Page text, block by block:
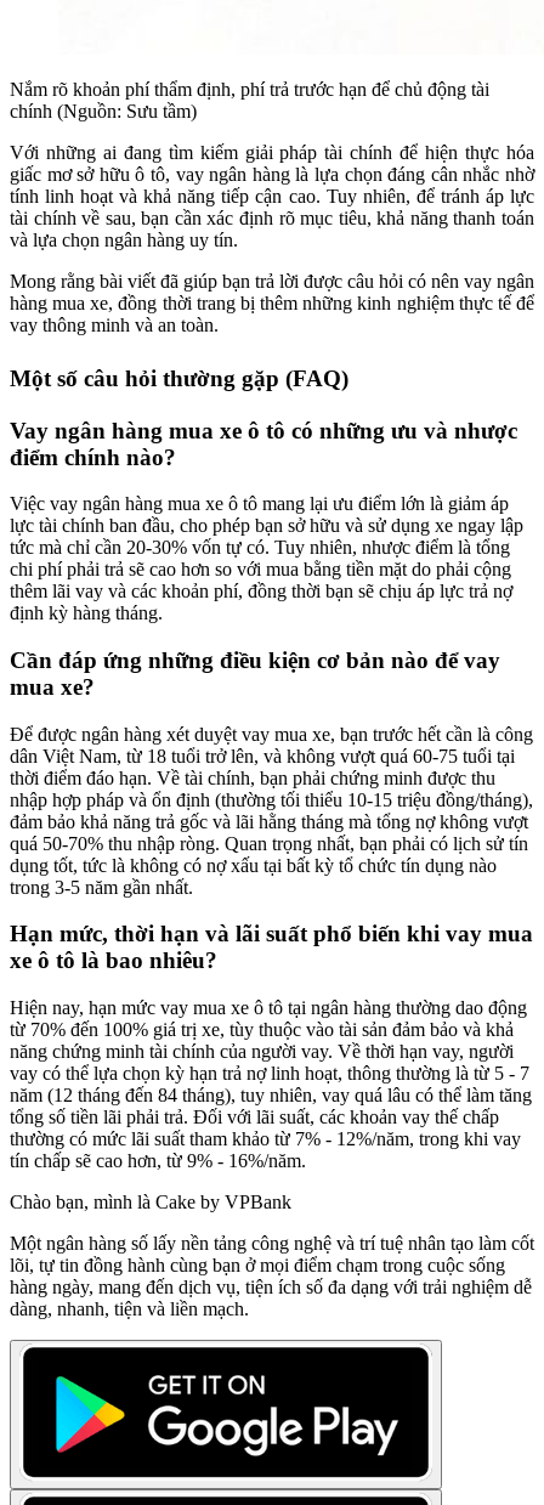
Nắm rõ khoản phí thẩm định, phí trả trước hạn để chủ động tài
chính (Nguồn: Sưu tầm)
Với những ai đang tìm kiếm giải pháp tài chính để hiện thực hóa
giấc mơ sở hữu ô tô, vay ngân hàng là lựa chọn đáng cân nhắc nhờ
tính linh hoạt và khả năng tiếp cận cao. Tuy nhiên, để tránh áp lực
tài chính về sau, bạn cần xác định rõ mục tiêu, khả năng thanh toán
và lựa chọn ngân hàng uy tín.
Mong rằng bài viết đã giúp bạn trả lời được câu hỏi có nên vay ngân
hàng mua xe, đồng thời trang bị thêm những kinh nghiệm thực tế để
vay thông minh và an toàn.
Một số câu hỏi thường gặp (FAQ)
Vay ngân hàng mua xe ô tô có những ưu và nhược
điểm chính nào?
Việc vay ngân hàng mua xe ô tô mang lại ưu điểm lớn là giảm áp
lực tài chính ban đầu, cho phép bạn sở hữu và sử dụng xe ngay lập
tức mà chỉ cần 20-30% vốn tự có. Tuy nhiên, nhược điểm là tổng
chi phí phải trả sẽ cao hơn so với mua bằng tiền mặt do phải cộng
thêm lãi vay và các khoản phí, đồng thời bạn sẽ chịu áp lực trả nợ
định kỳ hàng tháng.
Cần đáp ứng những điều kiện cơ bản nào để vay
mua xe?
Để được ngân hàng xét duyệt vay mua xe, bạn trước hết cần là công
dân Việt Nam, từ 18 tuổi trở lên, và không vượt quá 60-75 tuổi tại
thời điểm đáo hạn. Về tài chính, bạn phải chứng minh được thu
nhập hợp pháp và ổn định (thường tối thiểu 10-15 triệu đồng/tháng),
đảm bảo khả năng trả gốc và lãi hằng tháng mà tổng nợ không vượt
quá 50-70% thu nhập ròng. Quan trọng nhất, bạn phải có lịch sử tín
dụng tốt, tức là không có nợ xấu tại bất kỳ tổ chức tín dụng nào
trong 3-5 năm gần nhất.
Hạn mức, thời hạn và lãi suất phổ biến khi vay mua
xe ô tô là bao nhiêu?
Hiện nay, hạn mức vay mua xe ô tô tại ngân hàng thường dao động
từ 70% đến 100% giá trị xe, tùy thuộc vào tài sản đảm bảo và khả
năng chứng minh tài chính của người vay. Về thời hạn vay, người
vay có thể lựa chọn kỳ hạn trả nợ linh hoạt, thông thường là từ 5 - 7
năm (12 tháng đến 84 tháng), tuy nhiên, vay quá lâu có thể làm tăng
tổng số tiền lãi phải trả. Đối với lãi suất, các khoản vay thế chấp
thường có mức lãi suất tham khảo từ 7% - 12%/năm, trong khi vay
tín chấp sẽ cao hơn, từ 9% - 16%/năm.
Chào bạn, mình là Cake by VPBank
Một ngân hàng số lấy nền tảng công nghệ và trí tuệ nhân tạo làm cốt
lõi, tự tin đồng hành cùng bạn ở mọi điểm chạm trong cuộc sống
hàng ngày, mang đến dịch vụ, tiện ích số đa dạng với trải nghiệm dễ
dàng, nhanh, tiện và liền mạch.